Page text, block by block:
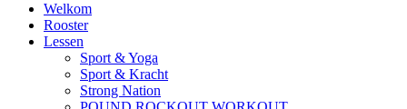
Welkom
Rooster
Lessen
Sport & Yoga
Sport & Kracht
Strong Nation